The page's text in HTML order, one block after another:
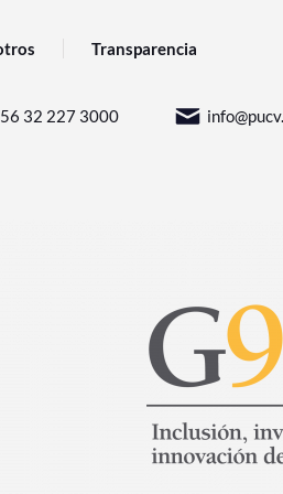
Transparencia
56 32 227 3000